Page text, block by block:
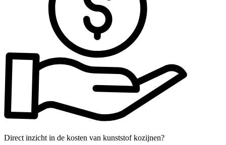
Direct inzicht in de kosten van kunststof kozijnen?